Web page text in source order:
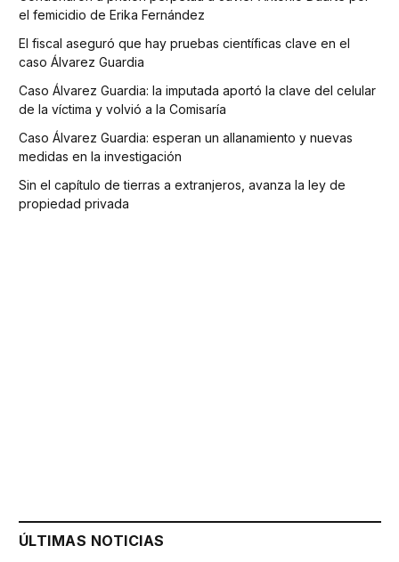
el femicidio de Erika Fernández
El fiscal aseguró que hay pruebas científicas clave en el
caso Álvarez Guardia
Caso Álvarez Guardia: la imputada aportó la clave del celular
de la víctima y volvió a la Comisaría
Caso Álvarez Guardia: esperan un allanamiento y nuevas
medidas en la investigación
Sin el capítulo de tierras a extranjeros, avanza la ley de
propiedad privada
ÚLTIMAS NOTICIAS